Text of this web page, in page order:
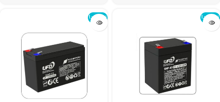
تمام شد! تمام شد!